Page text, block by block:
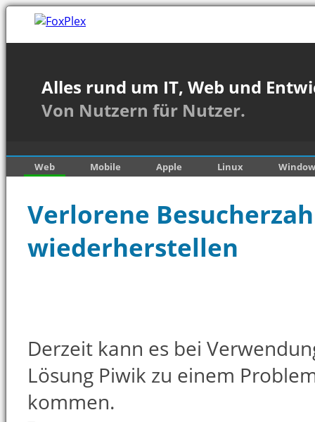
Alles rund um IT, Web und
Von Nutzern für Nutzer.
Web Mobile Apple Linux
Verlorene
wiederherstellen
Derzeit kann es bei
Lösung Piwik zu einem
kommen.